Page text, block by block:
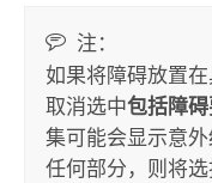
注：
如果将障碍放置
取消选中包括障
集可能会显示意
任何部分，则将